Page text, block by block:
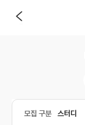
모집 구분 스터디